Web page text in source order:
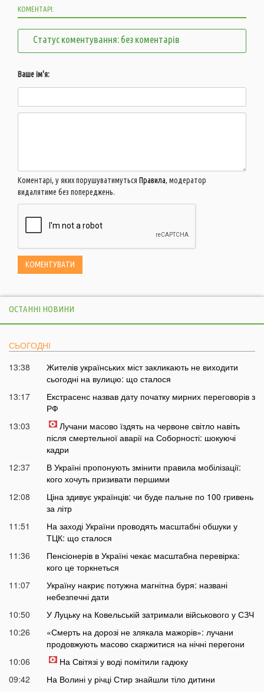
КОМЕНТАРІ:
Статус коментування: без коментарів
Ваше ім'я:
Коментарі, у яких порушуватимуться Правила, модератор
видалятиме без попереджень.
ОСТАННІ НОВИНИ
СЬОГОДНІ
13:38
Жителів українських міст закликають не виходити
сьогодні на вулицю: що сталося
13:17
Екстрасенс назвав дату початку мирних переговорів з
РФ
13:03
Лучани масово їздять на червоне світло навіть
після смертельної аварії на Соборності: шокуючі
кадри
12:37
В Україні пропонують змінити правила мобілізації:
кого хочуть призивати першими
12:08
Ціна здивує українців: чи буде пальне по 100 гривень
за літр
11:51
На заході України проводять масштабні обшуки у
ТЦК: що сталося
11:36
Пенсіонерів в Україні чекає масштабна перевірка:
кого це торкнеться
11:07
Україну накриє потужна магнітна буря: названі
небезпечні дати
10:50
У Луцьку на Ковельській затримали військового у СЗЧ
10:26
«Смерть на дорозі не злякала мажорів»: лучани
продовжують масово скаржитися на нічні перегони
10:06
На Світязі у воді помітили гадюку
09:42
На Волині у річці Стир знайшли тіло дитини